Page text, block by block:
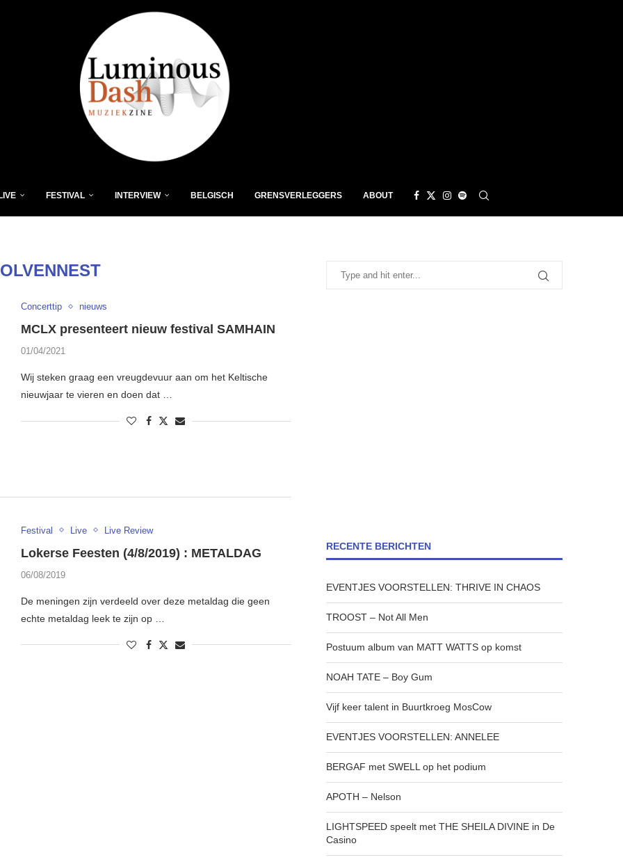
FESTIVAL INTERVIEW BELGISCH GRENSVERLEGGERS ABOUT
Concerttip nieuws
MCLX presenteert nieuw festival SAMHAIN
01/04/2021
Wij steken graag een vreugdevuur aan om het Keltische
nieuwjaar te vieren en doen dat …
Festival Live Live Review
Lokerse Feesten (4/8/2019) : METALDAG
06/08/2019
De meningen zijn verdeeld over deze metaldag die geen
echte metaldag leek te zijn op …
RECENTE BERICHTEN
EVENTJES VOORSTELLEN: THRIVE IN CHAOS
TROOST – Not All Men
Postuum album van MATT WATTS op komst
NOAH TATE – Boy Gum
Vijf keer talent in Buurtkroeg MosCow
EVENTJES VOORSTELLEN: ANNELEE
BERGAF met SWELL op het podium
APOTH – Nelson
LIGHTSPEED speelt met THE SHEILA DIVINE in De
Casino